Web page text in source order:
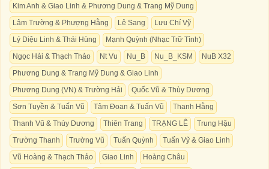
Kim Anh & Giao Linh & Phương Dung & Trang Mỹ Dung
Lâm Trường & Phượng Hằng
Lê Sang
Lưu Chí Vỹ
Lý Diệu Linh & Thái Hùng
Mạnh Quỳnh (Nhạc Trữ Tình)
Ngọc Hải & Thạch Thảo
Nt Vu Nu_B Nu_B_KSM
NuB X32
Phương Dung & Trang Mỹ Dung & Giao Linh
Phương Dung (VN) & Trường Hải
Quốc Vũ & Thùy Dương
Sơn Tuyền & Tuấn Vũ
Tâm Đoan & Tuấn Vũ
Thanh Hằng
Thanh Vũ & Thùy Dương
Thiên Trang TRẠNG LÊ
Trung Hậu
Trường Thanh
Trường Vũ Tuấn Quỳnh
Tuấn Vỹ & Giao Linh
Vũ Hoàng & Thạch Thảo
Giao Linh
Hoàng Châu